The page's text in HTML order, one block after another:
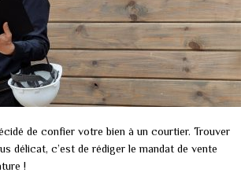
de confier votre bien à un courtier. Trouver
délicat, c’est de rédiger le mandat de vente
!